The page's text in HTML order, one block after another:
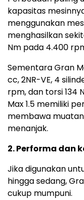
kapasitas
menggunakan
menghasilkan
Nm pada 4.400
Sementara Gran
cc, 2NR-VE, 4
rpm, dan torsi 134
Max 1.5 memiliki
membawa
menanjak.
2. Performa dan
Jika digunakan
hingga sedang,
cukup mumpuni.